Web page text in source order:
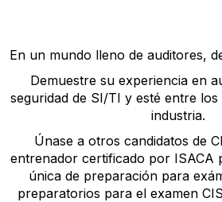
En un mundo lleno de auditores,
Demuestre su experiencia en
seguridad de SI/TI y esté entre
industria.
Únase a otros candidatos de
entrenador certificado por ISACA
única de preparación para
preparatorios para el examen